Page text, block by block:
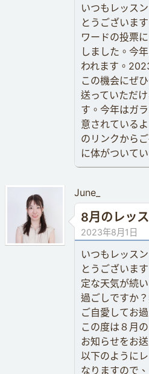
いつもレッス
とうございま
ワードの投票
しました。今
われます。
この機会にぜ
送っていただ
す。今年はガ
意されている
のリンクから
に体がついて
June_
8月のレッ
2023年8月1日
いつもレッス
とうございま
定な天気が続
過ごしですか
ご自愛してお
この度は８月
お知らせをお
以下のように
なりますので